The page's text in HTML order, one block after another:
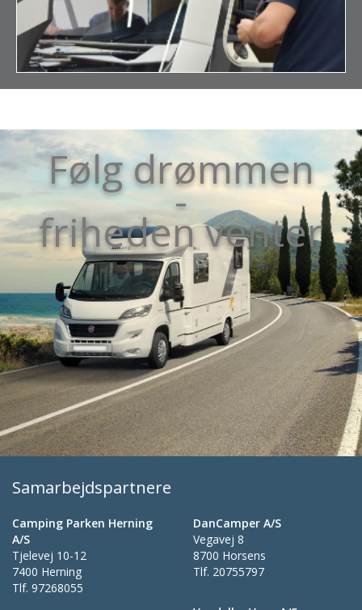
Følg drømmen
-
friheden venter
Samarbejdspartnere
Camping Parken Herning
A/S
Tjelevej 10-12
7400 Herning
Tlf. 97268055
DanCamper A/S
Vegavej 8
8700 Horsens
Tlf. 20755797